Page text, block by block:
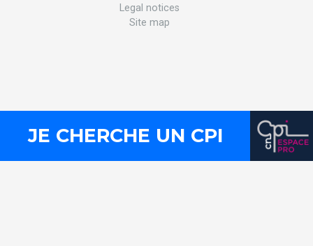
Legal notices
Site map
JE CHERCHE UN CPI